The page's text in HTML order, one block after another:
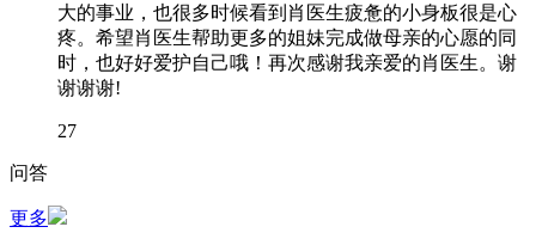
大的事业，也很多时候看到肖医生疲惫的小身板很是心
疼。希望肖医生帮助更多的姐妹完成做母亲的心愿的同
时，也好好爱护自己哦！再次感谢我亲爱的肖医生。谢
谢谢谢!
27
问答
更多